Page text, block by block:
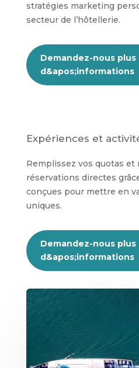
stratégies marketing
secteur de l’hôtellerie.
Demandez-nous plus
d&apos;informations
Expériences et
Remplissez vos quotas et
réservations directes
conçues pour mettre en
uniques.
Demandez-nous plus
d&apos;informations